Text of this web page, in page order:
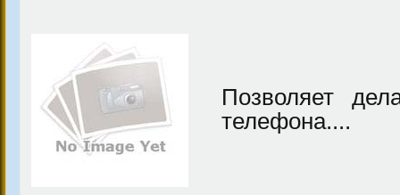
Позволяет
телефона....